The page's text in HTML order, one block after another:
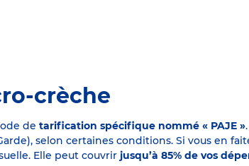
crèche
de tarification spécifique nommé « PAJE »
selon certaines conditions. Si vous en
Elle peut couvrir jusqu’à 85% de vos